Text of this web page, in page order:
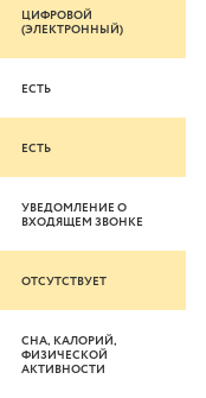
ЦИФРОВОЙ
(ЭЛЕКТРОННЫЙ)
ЕСТЬ
ЕСТЬ
УВЕДОМЛЕНИЕ О
ВХОДЯЩЕМ ЗВОНКЕ
ОТСУТСТВУЕТ
СНА, КАЛОРИЙ,
ФИЗИЧЕСКОЙ
АКТИВНОСТИ